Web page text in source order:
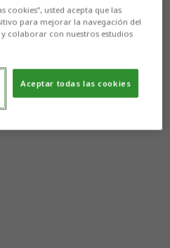
cookies”, usted acepta que las
para mejorar la navegación del
colaborar con nuestros estudios
Aceptar todas las cookies